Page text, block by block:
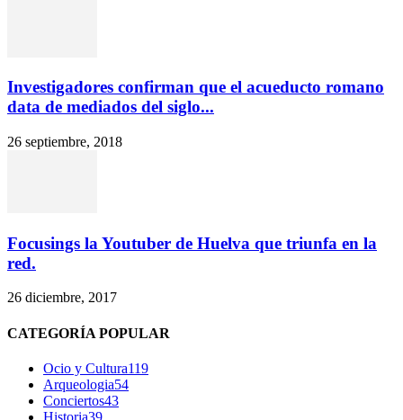
Investigadores confirman que el acueducto romano
data de mediados del siglo...
26 septiembre, 2018
Focusings la Youtuber de Huelva que triunfa en la
red.
26 diciembre, 2017
CATEGORÍA POPULAR
Ocio y Cultura119
Arqueologia54
Conciertos43
Historia39